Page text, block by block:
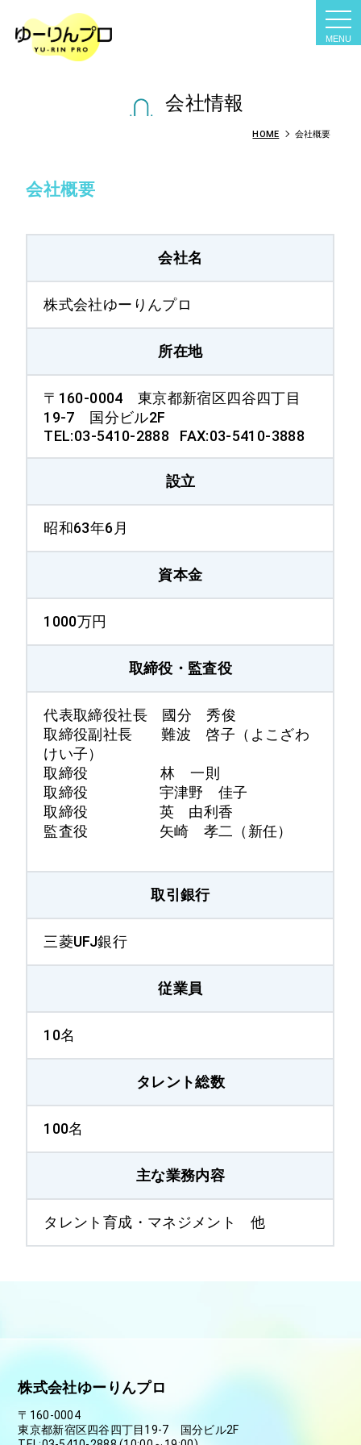
会社情報
HOME 会社概要
会社概要
会社名
株式会社ゆーりんプロ
所在地
〒160-0004 東京都新宿区四谷四丁目
19-7 国分ビル2F
TEL:03-5410-2888 FAX:03-5410-3888
設立
昭和63年6月
資本金
1000万円
取締役・監査役
代表取締役社長 國分 秀俊
取締役副社長 難波 啓子（よこざわ
けい子）
取締役 林 一則
取締役 宇津野 佳子
取締役 英 由利香
監査役 矢崎 孝二（新任）
取引銀行
三菱UFJ銀行
従業員
10名
タレント総数
100名
主な業務内容
タレント育成・マネジメント 他
株式会社ゆーりんプロ
〒160-0004
東京都新宿区四谷四丁目19-7 国分ビル2F